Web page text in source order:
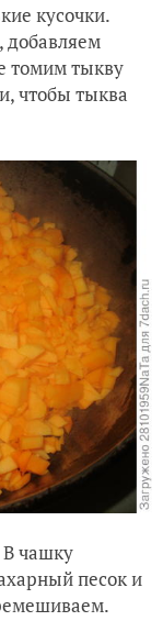
кусочки.
добавляем
томим тыкву
чтобы тыква
В чашку
песок и